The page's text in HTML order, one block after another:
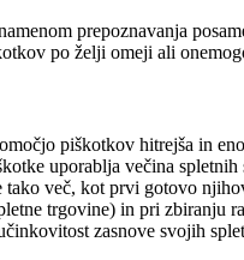
prepoznavanja
po želji omeji ali
piškotkov hitrejša in
uporablja večina spletnih
več, kot prvi gotovo
trgovine) in pri zbiranju
zasnove svojih